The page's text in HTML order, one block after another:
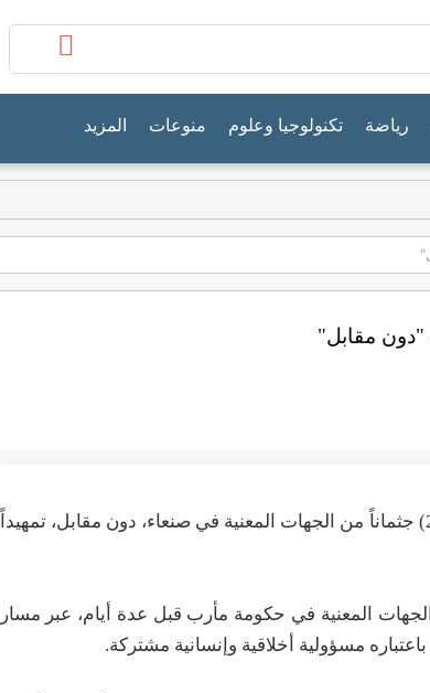
رياضة تكنولوجيا وعلوم منوعات المزيد
أعلن الوسيط المحلي عبدالواحد المصعبي، وصوله إلى مأرب بعد استلام عدد (20) جثماناً من الجهات المعنية في صنعاء، دون مقابل، تمهيداً
المعنية في حكومة مأرب قبل عدة أيام، عبر مسار
مسؤولية أخلاقية وإنسانية مشتركة.